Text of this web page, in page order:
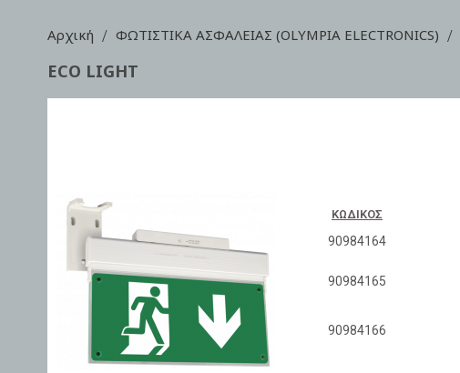
Αρχική ΦΩΤΙΣΤΙΚΑ ΑΣΦΑΛΕΙΑΣ (OLYMPIA ELECTRONICS)
ECO LIGHT
ΚΩΔΙΚΌΣ
90984164
90984165
90984166